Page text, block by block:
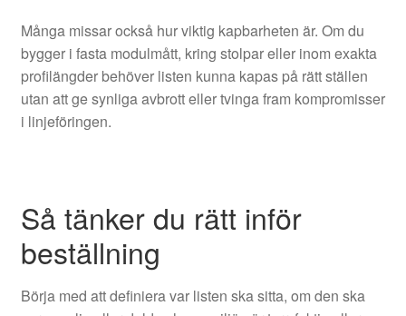
Många missar också hur viktig kapbarheten är. Om du
bygger i fasta modulmått, kring stolpar eller inom exakta
profilängder behöver listen kunna kapas på rätt ställen
utan att ge synliga avbrott eller tvinga fram kompromisser
i linjeföringen.
Så tänker du rätt inför
beställning
Börja med att definiera var listen ska sitta, om den ska